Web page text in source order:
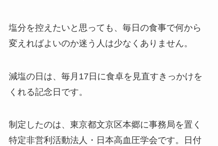
塩分を控えたいと思っても、毎日の食事で何から
変えればよいのか迷う人は少なくありません。
減塩の日は、毎月17日に食卓を見直すきっかけを
くれる記念日です。
制定したのは、東京都文京区本郷に事務局を置く
特定非営利活動法人・日本高血圧学会です。日付